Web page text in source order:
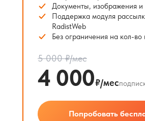
Документы, изображения и
Поддержка модуля
RadistWeb
Без ограничения на кол-
5 000 ₽/мес
4 000₽/мес
Попробовать